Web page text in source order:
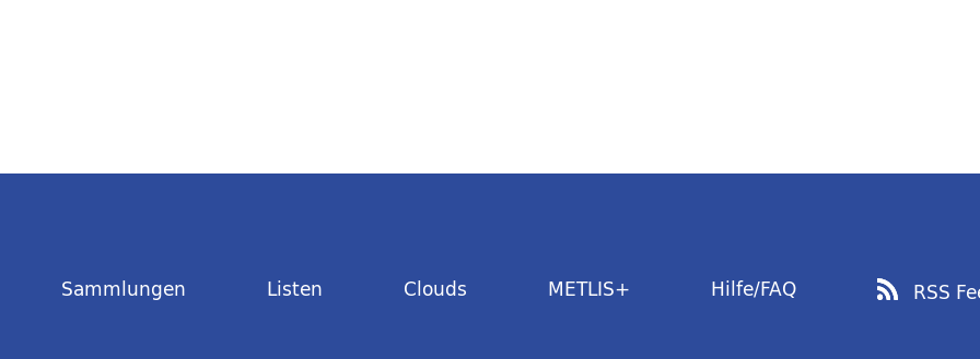
Sammlungen Listen Clouds METLIS+ Hilfe/FAQ RSS